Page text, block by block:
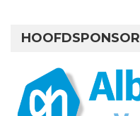
HOOFDSPONSOR